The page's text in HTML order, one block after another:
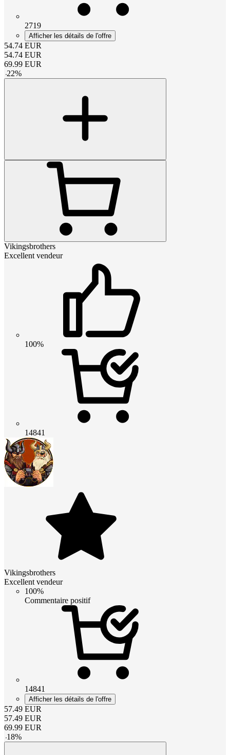
2719
Afficher les détails de l'offre
54.74 EUR
54.74 EUR
69.99 EUR
-22%
Vikingsbrothers
Excellent vendeur
100%
14841
Vikingsbrothers
Excellent vendeur
100%
Commentaire positif
14841
Afficher les détails de l'offre
57.49 EUR
57.49 EUR
69.99 EUR
-18%